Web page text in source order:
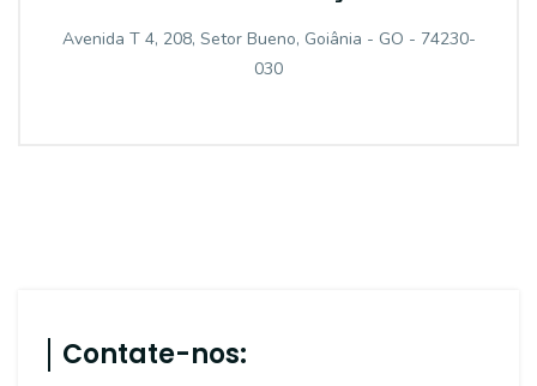
Avenida T 4, 208, Setor Bueno, Goiânia - GO - 74230-
030
Contate-nos: